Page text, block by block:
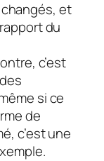
et
du
c’est
si ce
de
c’est une